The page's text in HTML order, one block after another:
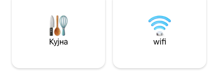
Кујна wifi